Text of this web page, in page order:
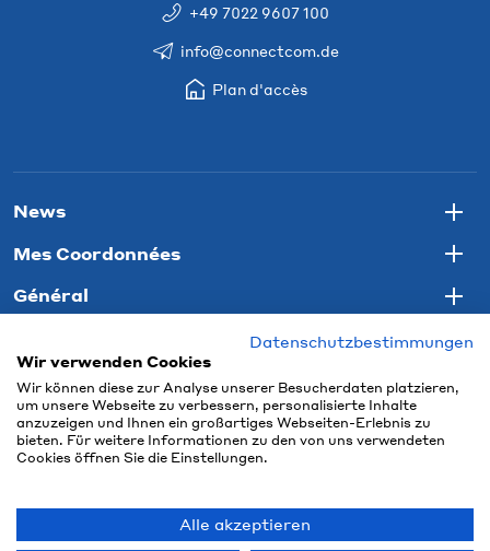
+49 7022 9607 100
info@connectcom.de
Plan d'accès
News
Mes Coordonnées
Général
Datenschutzbestimmungen
Wir verwenden Cookies
Wir können diese zur Analyse unserer Besucherdaten platzieren,
um unsere Webseite zu verbessern, personalisierte Inhalte
anzuzeigen und Ihnen ein großartiges Webseiten-Erlebnis zu
bieten. Für weitere Informationen zu den von uns verwendeten
Cookies öffnen Sie die Einstellungen.
Alle akzeptieren